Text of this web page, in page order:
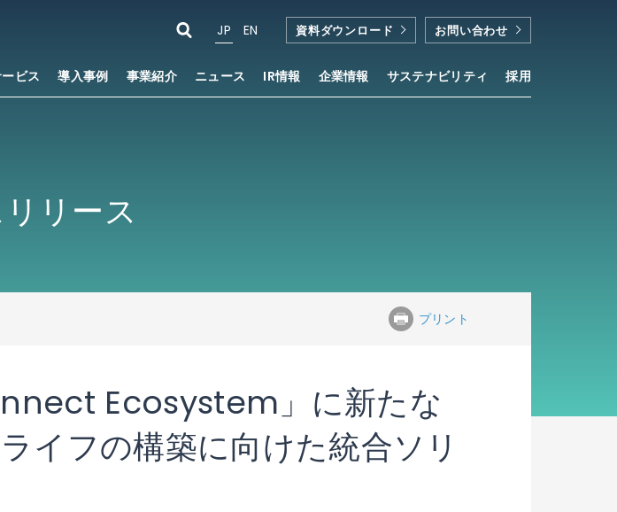
ビス 導入事例 事業紹介 ニュース IR情報 企業情報 サステナビリティ 採用
JP EN 資料ダウンロード お問い合わせ
リース
プリント
Ecosystem」に新たな
イフの構築に向けた統合ソリ